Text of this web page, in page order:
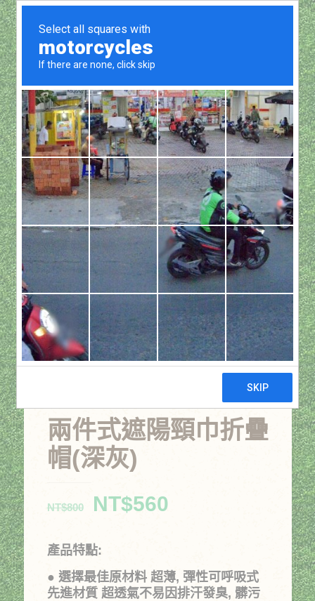
Show all
兩件式遮陽頸巾折疊
帽(深灰)
NT$800
原
價
格：
NT$800。
NT$560目
格：
NT$560。
產品特點:
● 選擇最佳原材料 超薄, 彈性可呼吸式
先進材質 超透氣不易因排汗發臭, 髒污